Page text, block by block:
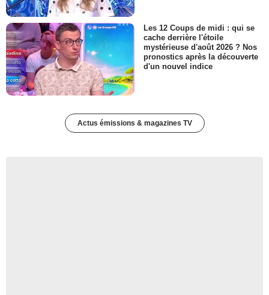
Les 12 Coups de midi : qui se
cache derrière l'étoile
mystérieuse d'août 2026 ? Nos
pronostics après la découverte
d'un nouvel indice
Actus émissions & magazines TV